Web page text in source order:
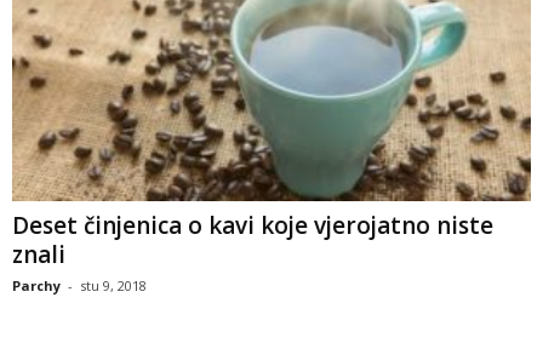
Deset činjenica o kavi koje vjerojatno niste
znali
Parchy - stu 9, 2018